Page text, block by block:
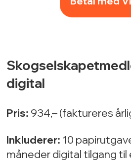
digital
Pris: 934,– (faktureres
Inkluderer: 10
måneder digital tilgang til